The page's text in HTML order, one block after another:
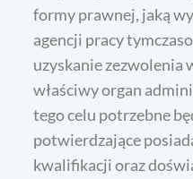
formy prawnej, jaką
agencji pracy
uzyskanie zezwolenia
właściwy organ
tego celu potrzebne
potwierdzające
kwalifikacji oraz